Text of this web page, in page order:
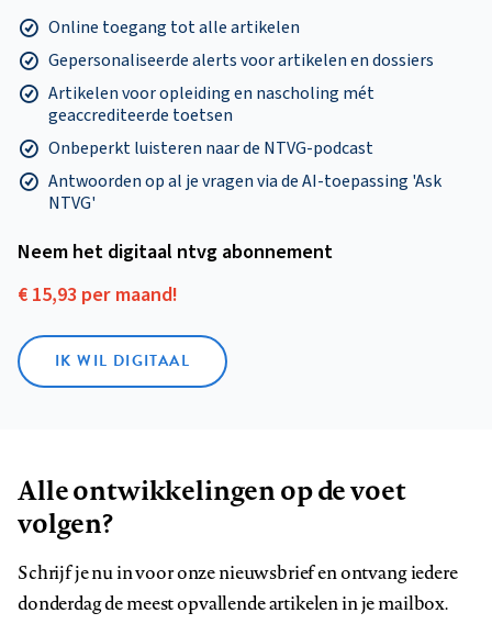
Online toegang tot alle artikelen
Gepersonaliseerde alerts voor artikelen en dossiers
Artikelen voor opleiding en nascholing mét
geaccrediteerde toetsen
Onbeperkt luisteren naar de NTVG-podcast
Antwoorden op al je vragen via de AI-toepassing 'Ask
NTVG'
Neem het digitaal ntvg abonnement
€ 15,93 per maand!
IK WIL DIGITAAL
Alle ontwikkelingen op de voet
volgen?
Schrijf je nu in voor onze nieuwsbrief en ontvang iedere
donderdag de meest opvallende artikelen in je mailbox.